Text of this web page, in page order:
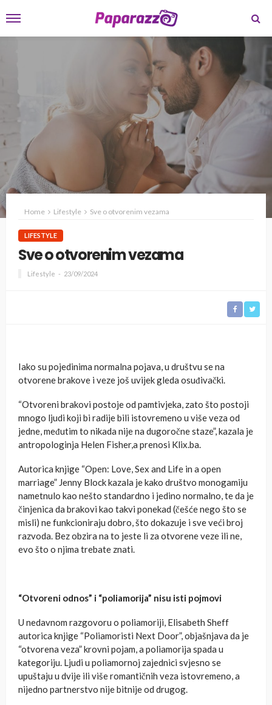
Home Lifestyle Sve o otvorenim vezama
LIFESTYLE
Sve o otvorenim vezama
Lifestyle 23/09/2024
Iako su pojedinima normalna pojava, u društvu se na
otvorene brakove i veze još uvijek gleda osuđivački.
“Otvoreni brakovi postoje od pamtivjeka, zato što postoji
mnogo ljudi koji bi radije bili istovremeno u više veza od
jedne, međutim to nikada nije na dugoročne staze”, kazala je
antropologinja Helen Fisher,a prenosi Klix.ba.
Autorica knjige “Open: Love, Sex and Life in a open
marriage” Jenny Block kazala je kako društvo monogamiju
nametnulo kao nešto standardno i jedino normalno, te da je
činjenica da brakovi kao takvi ponekad (češće nego što se
misli) ne funkcioniraju dobro, što dokazuje i sve veći broj
razvoda. Bez obzira na to jeste li za otvorene veze ili ne,
evo što o njima trebate znati.
“Otvoreni odnos” i “poliamorija” nisu isti pojmovi
U nedavnom razgovoru o poliamoriji, Elisabeth Sheff
autorica knjige “Poliamoristi Next Door”, objašnjava da je
“otvorena veza” krovni pojam, a poliamorija spada u
kategoriju. Ljudi u poliamornoj zajednici svjesno se
upuštaju u dvije ili više romantičnih veza istovremeno, a
nijedno partnerstvo nije bitnije od drugog.